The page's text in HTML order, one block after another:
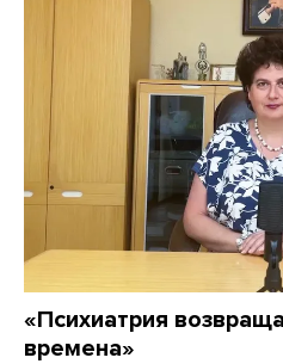
«Психиатрия
времена»